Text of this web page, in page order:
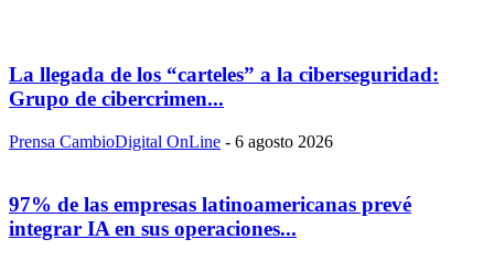
La llegada de los “carteles” a la ciberseguridad:
Grupo de cibercrimen...
Prensa CambioDigital OnLine - 6 agosto 2026
97% de las empresas latinoamericanas prevé
integrar IA en sus operaciones...